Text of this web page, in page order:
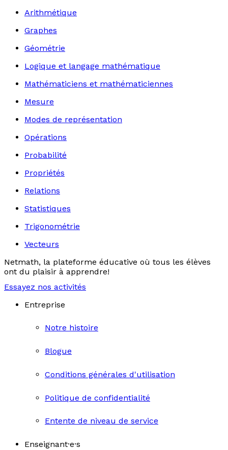
Arithmétique
Graphes
Géométrie
Logique et langage mathématique
Mathématiciens et mathématiciennes
Mesure
Modes de représentation
Opérations
Probabilité
Propriétés
Relations
Statistiques
Trigonométrie
Vecteurs
Netmath, la plateforme éducative où tous les élèves
ont du plaisir à apprendre!
Essayez nos activités
Entreprise
Notre histoire
Blogue
Conditions générales d'utilisation
Politique de confidentialité
Entente de niveau de service
Enseignant·e·s